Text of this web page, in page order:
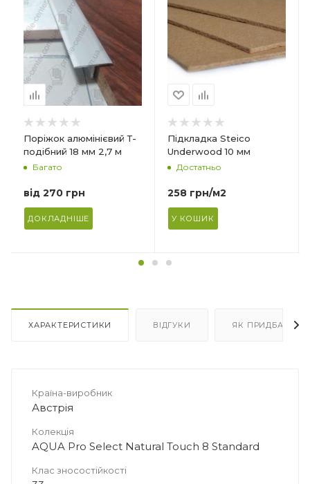
Поріжок алюмінієвий Т-
подібний 18 мм 2,7 м
Багато
від270 грн
ДОКЛАДНІШЕ
Польща
Товщина
10 мм
Ширина
590 мм
Довжина
Деревне волокно
Форма упаковки
Під ламінат/паркетну
дошку
Підкладка Steico
Underwood 10 мм
Достатньо
258 грн/м2
У КОШИК
Польща
Товщина
7 мм
Ширина
590 мм
Довжина
Матеріал
Деревне волокно
Форма упаковки
Під ламінат/паркетну
дошку
ХАРАКТЕРИСТИКИ ВІДГУКИ ЯК ПРИДБАТИ
Країна-виробник
Австрія
Колекція
AQUA Pro Select Natural Touch 8 Standard
Клас зносостійкості